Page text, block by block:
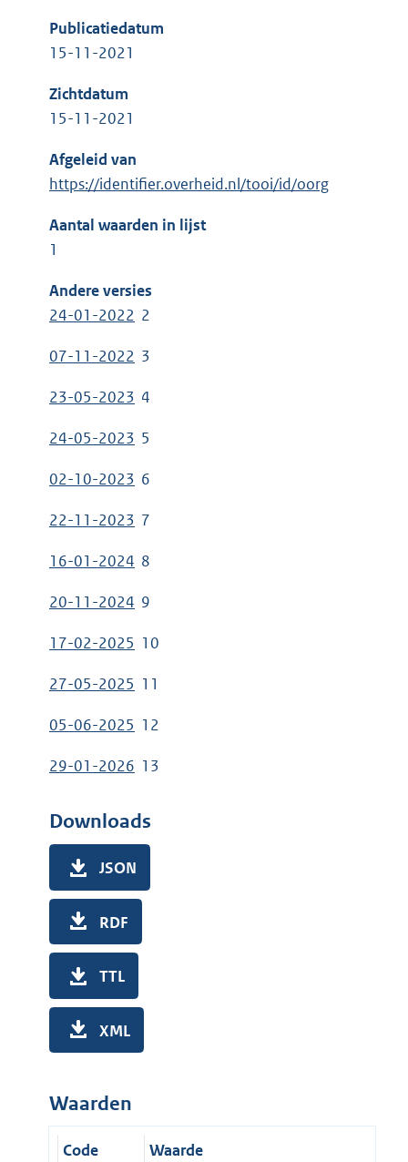
Publicatiedatum
15-11-2021
Zichtdatum
15-11-2021
Afgeleid van
https://identifier.overheid.nl/tooi/id/oorg
Aantal waarden in lijst
1
Andere versies
24-01-2022 2
07-11-2022 3
23-05-2023 4
24-05-2023 5
02-10-2023 6
22-11-2023 7
16-01-2024 8
20-11-2024 9
17-02-2025 10
27-05-2025 11
05-06-2025 12
29-01-2026 13
Downloads
JSON
RDF
TTL
XML
Waarden
Code Waarde